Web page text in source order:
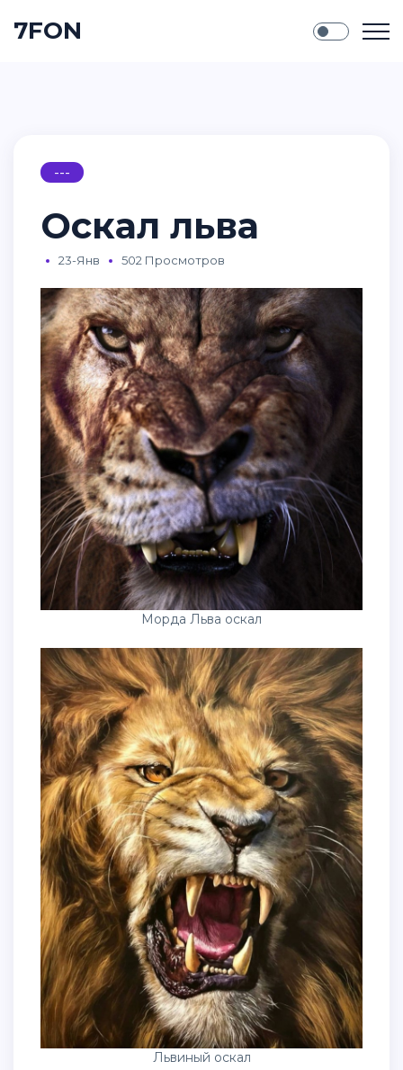
7FON
---
Оскал льва
23-Янв 502 Просмотров
Морда Льва оскал
Львиный оскал